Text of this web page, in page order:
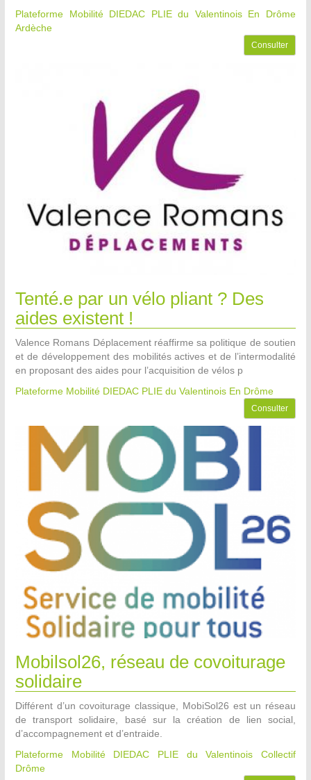
Plateforme Mobilité DIEDAC PLIE du Valentinois En Drôme
Ardèche
Consulter
Tenté.e par un vélo pliant ? Des
aides existent !
Valence Romans Déplacement réaffirme sa politique de soutien
et de développement des mobilités actives et de l’intermodalité
en proposant des aides pour l’acquisition de vélos p
Plateforme Mobilité DIEDAC PLIE du Valentinois En Drôme
Consulter
Mobilsol26, réseau de covoiturage
solidaire
Différent d’un covoiturage classique, MobiSol26 est un réseau
de transport solidaire, basé sur la création de lien social,
d’accompagnement et d’entraide.
Plateforme Mobilité DIEDAC PLIE du Valentinois
Collectif
Drôme